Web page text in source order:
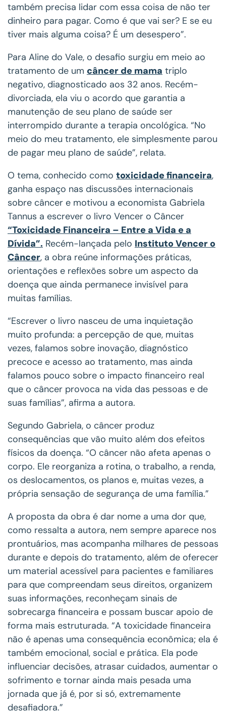
também precisa lidar com essa coisa de não ter
dinheiro para pagar. Como é que vai ser? E se eu
tiver mais alguma coisa? É um desespero”.
Para Aline do Vale, o desafio surgiu em meio ao
tratamento de um câncer de mama triplo
negativo, diagnosticado aos 32 anos. Recém-
divorciada, ela viu o acordo que garantia a
manutenção de seu plano de saúde ser
interrompido durante a terapia oncológica. “No
meio do meu tratamento, ele simplesmente parou
de pagar meu plano de saúde”, relata.
O tema, conhecido como toxicidade financeira,
ganha espaço nas discussões internacionais
sobre câncer e motivou a economista Gabriela
Tannus a escrever o livro Vencer o Câncer
“Toxicidade Financeira – Entre a Vida e a
Dívida”. Recém-lançada pelo Instituto Vencer o
Câncer, a obra reúne informações práticas,
orientações e reflexões sobre um aspecto da
doença que ainda permanece invisível para
muitas famílias.
“Escrever o livro nasceu de uma inquietação
muito profunda: a percepção de que, muitas
vezes, falamos sobre inovação, diagnóstico
precoce e acesso ao tratamento, mas ainda
falamos pouco sobre o impacto financeiro real
que o câncer provoca na vida das pessoas e de
suas famílias”, afirma a autora.
Segundo Gabriela, o câncer produz
consequências que vão muito além dos efeitos
físicos da doença. “O câncer não afeta apenas o
corpo. Ele reorganiza a rotina, o trabalho, a renda,
os deslocamentos, os planos e, muitas vezes, a
própria sensação de segurança de uma família.”
A proposta da obra é dar nome a uma dor que,
como ressalta a autora, nem sempre aparece nos
prontuários, mas acompanha milhares de pessoas
durante e depois do tratamento, além de oferecer
um material acessível para pacientes e familiares
para que compreendam seus direitos, organizem
suas informações, reconheçam sinais de
sobrecarga financeira e possam buscar apoio de
forma mais estruturada. “A toxicidade financeira
não é apenas uma consequência econômica; ela é
também emocional, social e prática. Ela pode
influenciar decisões, atrasar cuidados, aumentar o
sofrimento e tornar ainda mais pesada uma
jornada que já é, por si só, extremamente
desafiadora.”